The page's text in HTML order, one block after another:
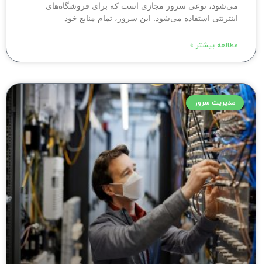
می‌شود، نوعی سرور مجازی است که برای فروشگاه‌های
اینترنتی استفاده می‌شود. این سرور، تمام منابع خود
مطالعه بیشتر »
مدیریت سرور